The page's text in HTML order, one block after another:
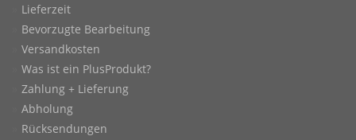
Lieferzeit
Bevorzugte Bearbeitung
Versandkosten
Was ist ein PlusProdukt?
Zahlung + Lieferung
Abholung
Rücksendungen